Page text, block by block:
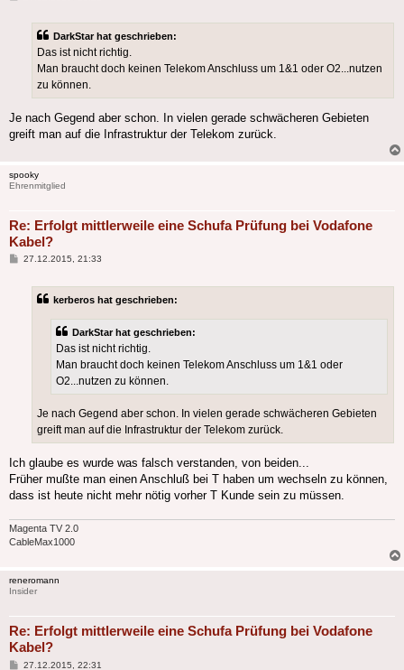
DarkStar hat geschrieben:
Das ist nicht richtig.
Man braucht doch keinen Telekom Anschluss um 1&1 oder O2...nutzen
zu können.
Je nach Gegend aber schon. In vielen gerade schwächeren Gebieten
greift man auf die Infrastruktur der Telekom zurück.
spooky
Ehrenmitglied
Re: Erfolgt mittlerweile eine Schufa Prüfung bei Vodafone
Kabel?
Beitrag
27.12.2015, 21:33
kerberos hat geschrieben:
DarkStar hat geschrieben:
Das ist nicht richtig.
Man braucht doch keinen Telekom Anschluss um 1&1 oder
O2...nutzen zu können.
Je nach Gegend aber schon. In vielen gerade schwächeren Gebieten
greift man auf die Infrastruktur der Telekom zurück.
Ich glaube es wurde was falsch verstanden, von beiden...
Früher mußte man einen Anschluß bei T haben um wechseln zu können,
dass ist heute nicht mehr nötig vorher T Kunde sein zu müssen.
Magenta TV 2.0
CableMax1000
reneromann
Insider
Re: Erfolgt mittlerweile eine Schufa Prüfung bei Vodafone
Kabel?
Beitrag
27.12.2015, 22:31